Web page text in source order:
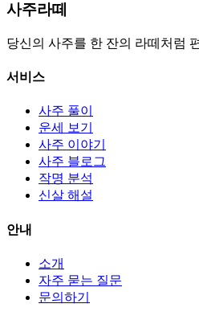
사주라떼
당신의 사주를 한 잔의 라떼처럼
서비스
사주 풀이
운세 보기
사주 이야기
사주 블로그
작명 분석
신살 해설
안내
소개
자주 묻는 질문
문의하기